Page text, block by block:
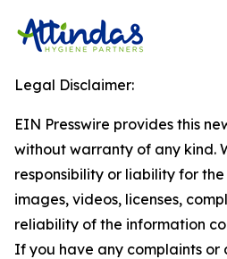
Legal Disclaimer:
EIN Presswire provides this
without warranty of any kind.
responsibility or liability for
images, videos, licenses,
reliability of the information
If you have any complaints or